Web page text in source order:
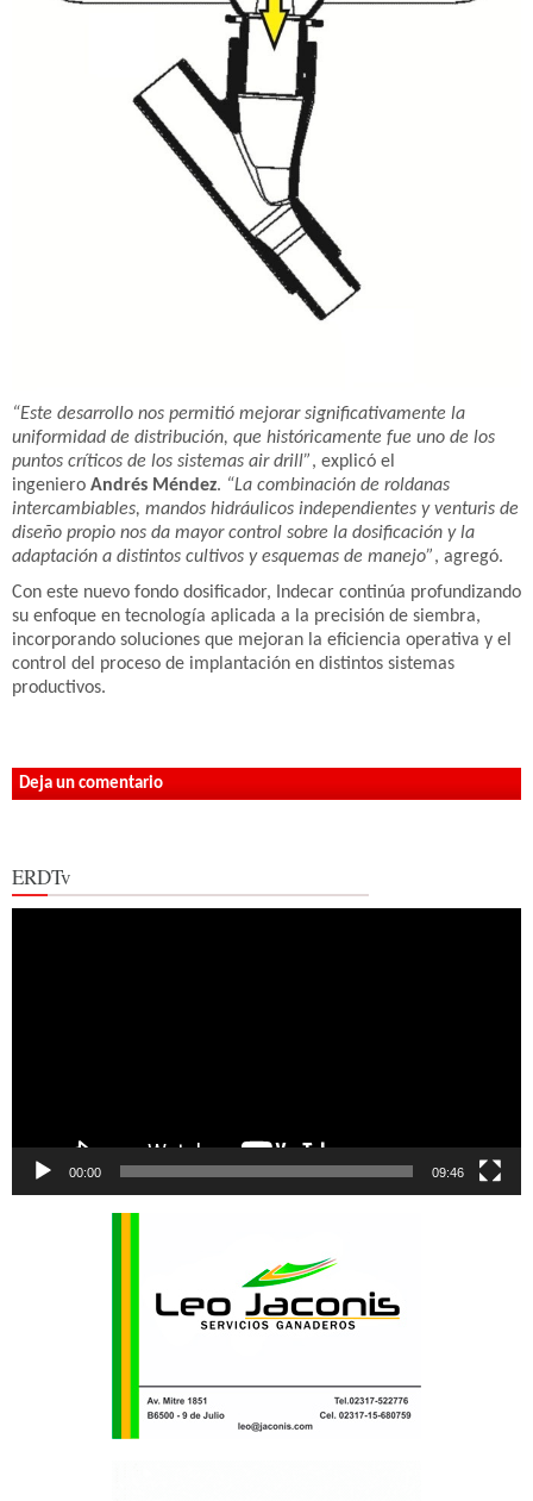
“Este desarrollo nos permitió mejorar significativamente la
uniformidad de distribución, que históricamente fue uno de los
puntos críticos de los sistemas air drill”, explicó el
ingeniero Andrés Méndez. “La combinación de roldanas
intercambiables, mandos hidráulicos independientes y venturis de
diseño propio nos da mayor control sobre la dosificación y la
adaptación a distintos cultivos y esquemas de manejo”, agregó.
Con este nuevo fondo dosificador, Indecar continúa profundizando
su enfoque en tecnología aplicada a la precisión de siembra,
incorporando soluciones que mejoran la eficiencia operativa y el
control del proceso de implantación en distintos sistemas
productivos.
Deja un comentario
ERDTv
00:00 09:46